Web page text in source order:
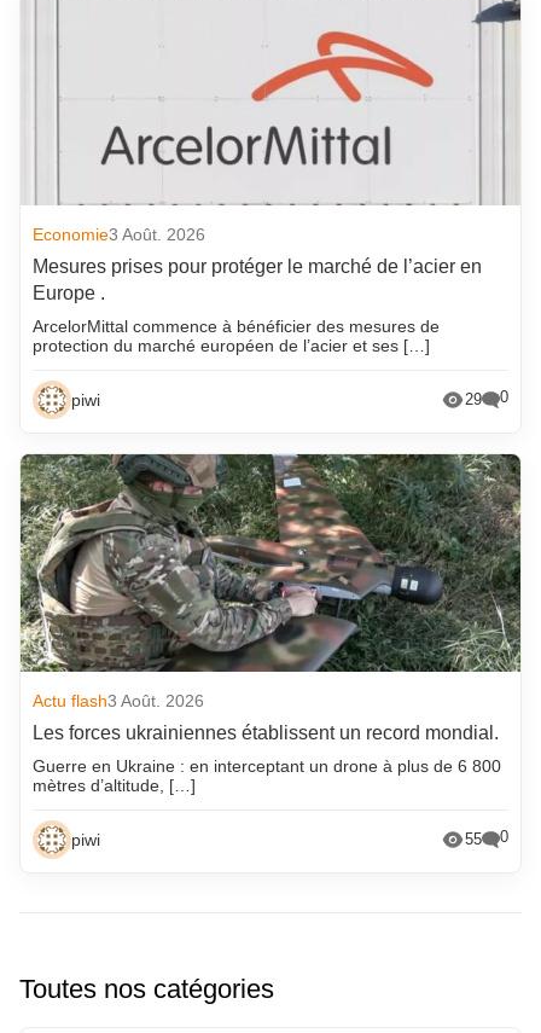
Economie3 Août. 2026
Mesures prises pour protéger le marché de l’acier en
Europe .
ArcelorMittal commence à bénéficier des mesures de
protection du marché européen de l’acier et ses […]
piwi 29 0
Actu flash3 Août. 2026
Les forces ukrainiennes établissent un record mondial.
Guerre en Ukraine : en interceptant un drone à plus de 6 800
mètres d’altitude, […]
piwi 55 0
Toutes nos catégories